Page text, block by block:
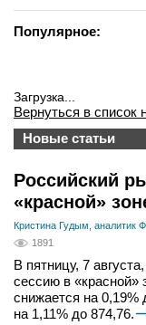
Популярное:
Загрузка...
Вернуться в список
Новые статьи
Российский
«красной»
Кристина Гудым, аналитик
1891
В пятницу, 7
сессию в
снижается на 0,19%
на 1,11% до 874,76.